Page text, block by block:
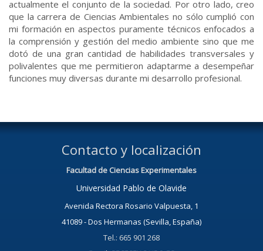
actualmente el conjunto de la sociedad. Por otro lado, creo
que la carrera de Ciencias Ambientales no sólo cumplió con
mi formación en aspectos puramente técnicos enfocados a
la comprensión y gestión del medio ambiente sino que me
dotó de una gran cantidad de habilidades transversales y
polivalentes que me permitieron adaptarme a desempeñar
funciones muy diversas durante mi desarrollo profesional.
Contacto y localización
Facultad de Ciencias Experimentales
Universidad Pablo de Olavide
Avenida Rectora Rosario Valpuesta, 1
41089 - Dos Hermanas (Sevilla, España)
Tel.: 665 901 268